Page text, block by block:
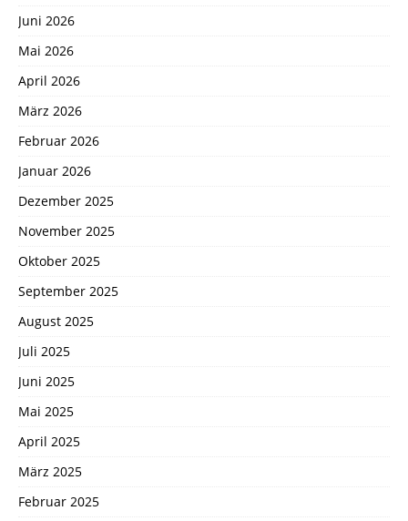
Juni 2026
Mai 2026
April 2026
März 2026
Februar 2026
Januar 2026
Dezember 2025
November 2025
Oktober 2025
September 2025
August 2025
Juli 2025
Juni 2025
Mai 2025
April 2025
März 2025
Februar 2025